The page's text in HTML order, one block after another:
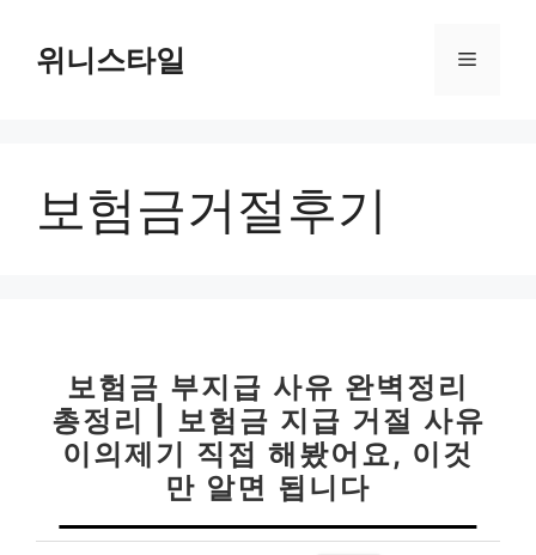
위니스타일 메
보험금거절후기
보험금 부지급 사유 완벽정리
총정리 | 보험금 지급 거절 사유
이의제기 직접 해봤어요, 이것
만 알면 됩니다